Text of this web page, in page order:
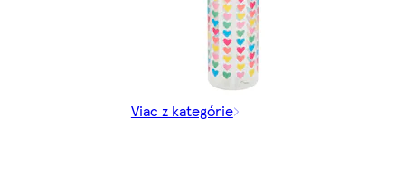
Viac z kategórie